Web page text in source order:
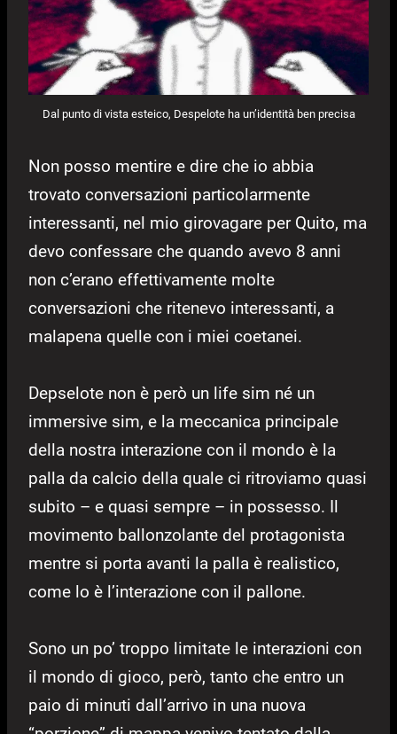
Dal punto di vista esteico, Despelote ha un’identità ben precisa
Non posso mentire e dire che io abbia
trovato conversazioni particolarmente
interessanti, nel mio girovagare per Quito, ma
devo confessare che quando avevo 8 anni
non c’erano effettivamente molte
conversazioni che ritenevo interessanti, a
malapena quelle con i miei coetanei.
Depselote non è però un life sim né un
immersive sim, e la meccanica principale
della nostra interazione con il mondo è la
palla da calcio della quale ci ritroviamo quasi
subito – e quasi sempre – in possesso. Il
movimento ballonzolante del protagonista
mentre si porta avanti la palla è realistico,
come lo è l’interazione con il pallone.
Sono un po’ troppo limitate le interazioni con
il mondo di gioco, però, tanto che entro un
paio di minuti dall’arrivo in una nuova